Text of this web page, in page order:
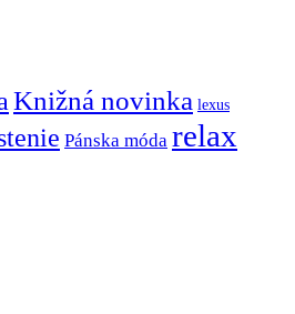
Knižná novinka lexus
Pánska móda relax